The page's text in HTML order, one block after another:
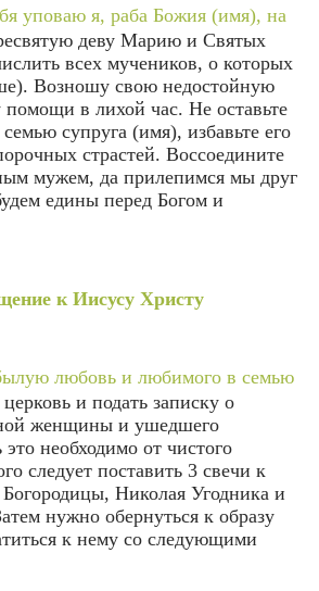
уповаю я, раба Божия (имя), на
деву Марию и Святых
всех мучеников, о которых
Возношу свою недостойную
в лихой час. Не оставьте
супруга (имя), избавьте его
страстей. Воссоедините
мужем, да прилепимся мы друг
едины перед Богом и
к Иисусу Христу
любовь и любимого в семью
и подать записку о
женщины и ушедшего
необходимо от чистого
следует поставить 3 свечи к
Николая Угодника и
нужно обернуться к образу
к нему со следующими